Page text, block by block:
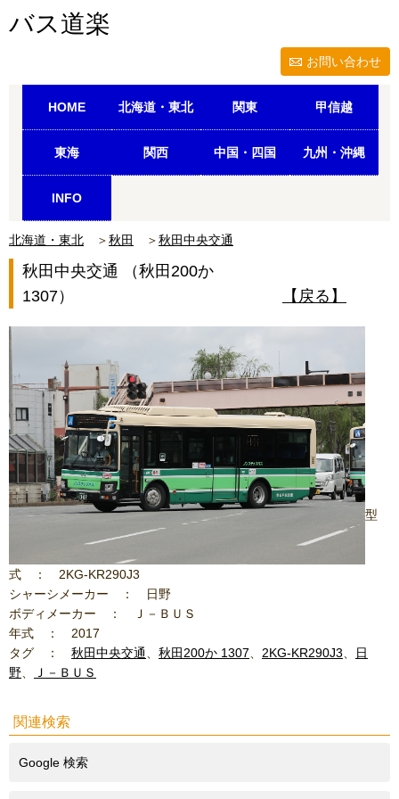
バス道楽
お問い合わせ
HOME 北海道・東北 関東 甲信越
東海 関西 中国・四国 九州・沖縄
INFO
北海道・東北 ＞秋田 ＞秋田中央交通
秋田中央交通 （秋田200か
1307）
【戻る】
型
式 ： 2KG-KR290J3
シャーシメーカー ： 日野
ボディメーカー ： Ｊ－ＢＵＳ
年式 ： 2017
タグ ： 秋田中央交通 秋田200か 1307 2KG-KR290J3
日
野
Ｊ－ＢＵＳ
関連検索
Google 検索